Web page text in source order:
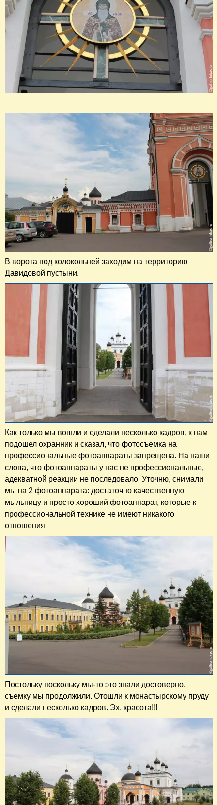
В ворота под колокольней заходим на территорию
Давидовой пустыни.
Как только мы вошли и сделали несколько кадров, к нам
подошел охранник и сказал, что фотосъемка на
профессиональные фотоаппараты запрещена. На наши
слова, что фотоаппараты у нас не профессиональные,
адекватной реакции не последовало. Уточню, снимали
мы на 2 фотоаппарата: достаточно качественную
мыльницу и просто хороший фотоаппарат, которые к
профессиональной технике не имеют никакого
отношения.
Постольку поскольку мы-то это знали достоверно,
съемку мы продолжили. Отошли к монастырскому пруду
и сделали несколько кадров. Эх, красота!!!